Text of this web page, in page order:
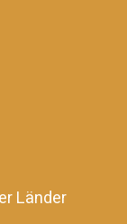
Länder